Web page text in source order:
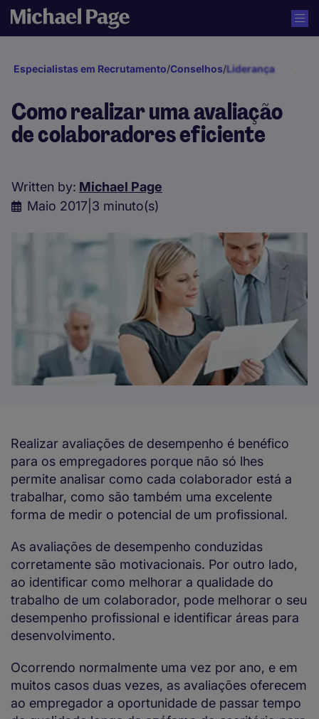
Especialistas em Recrutamento/Conselhos/Liderança e
Como realizar uma avaliação
de colaboradores eficiente
Written by: Michael Page
Maio 2017 3 minuto(s)
Realizar avaliações de desempenho é benéfico
para os empregadores porque não só lhes
permite analisar como cada colaborador está a
trabalhar, como são também uma excelente
forma de medir o potencial de um profissional.
As avaliações de desempenho conduzidas
corretamente são motivacionais. Por outro lado,
ao identificar como melhorar a qualidade do
trabalho de um colaborador, pode melhorar o seu
desempenho profissional e identificar áreas para
desenvolvimento.
Ocorrendo normalmente uma vez por ano, e em
muitos casos duas vezes, as avaliações oferecem
ao empregador a oportunidade de passar tempo